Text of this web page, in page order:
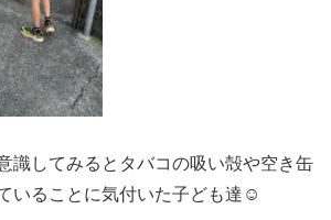
識してみるとタバコの吸い殻や空き缶
いることに気付いた子ども達☺